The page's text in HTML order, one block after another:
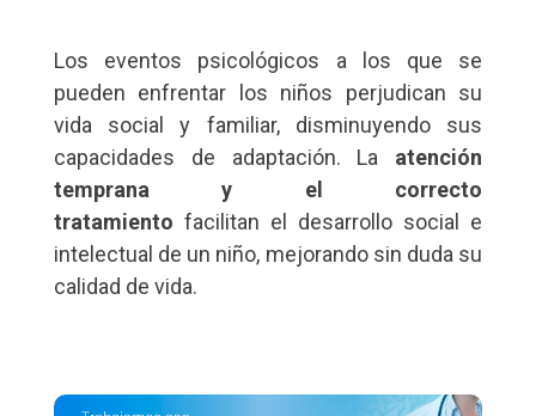
Los eventos psicológicos a los que se
pueden enfrentar los niños perjudican su
vida social y familiar, disminuyendo sus
capacidades de adaptación. La atención
temprana y el correcto
tratamiento facilitan el desarrollo social e
intelectual de un niño, mejorando sin duda su
calidad de vida.